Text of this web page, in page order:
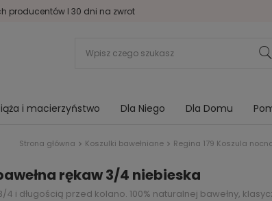
producentów I 30 dni na zwrot
i macierzyństwo Dla Niego Dla Domu
Strona główna Koszulki bawełniane Regina 179 Koszula
rękaw 3/4 niebieska
4 i długością przed kolano. 100% naturalnej bawełny,